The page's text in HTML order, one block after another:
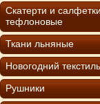
Скатерти и
тефлоновые
Ткани льняные
Новогодний текстиль
Рушники